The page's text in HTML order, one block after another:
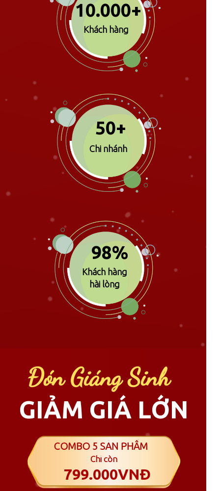
10.000+
Khách hàng
50+
Chi nhánh
98%
Khách hàng
hài lòng
Đón Giáng Sinh
GIẢM GIÁ LỚN
COMBO 5 SẢN PHẨM
Chỉ còn
799.000VNĐ